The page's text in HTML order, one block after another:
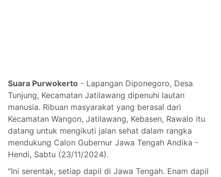
Suara Purwokerto - Lapangan Diponegoro, Desa
Tunjung, Kecamatan Jatilawang dipenuhi lautan
manusia. Ribuan masyarakat yang berasal dari
Kecamatan Wangon, Jatilawang, Kebasen, Rawalo itu
datang untuk mengikuti jalan sehat dalam rangka
mendukung Calon Gubernur Jawa Tengah Andika -
Hendi, Sabtu (23/11/2024).
"Ini serentak, setiap dapil di Jawa Tengah. Enam dapil